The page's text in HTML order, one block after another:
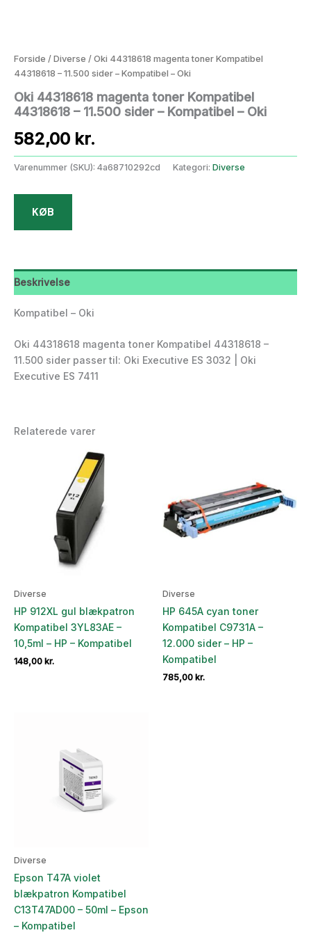
Forside / Diverse / Oki 44318618 magenta toner Kompatibel
44318618 – 11.500 sider – Kompatibel – Oki
Oki 44318618 magenta toner Kompatibel
44318618 – 11.500 sider – Kompatibel – Oki
582,00 kr.
Varenummer (SKU): 4a68710292cd Kategori: Diverse
KØB
Beskrivelse
Kompatibel – Oki
Oki 44318618 magenta toner Kompatibel 44318618 –
11.500 sider passer til: Oki Executive ES 3032 | Oki
Executive ES 7411
Relaterede varer
Diverse
HP 912XL gul blækpatron
Kompatibel 3YL83AE –
10,5ml – HP – Kompatibel
148,00 kr.
Diverse
HP 645A cyan toner
Kompatibel C9731A –
12.000 sider – HP –
Kompatibel
785,00 kr.
Diverse
Epson T47A violet
blækpatron Kompatibel
C13T47AD00 – 50ml – Epson
– Kompatibel